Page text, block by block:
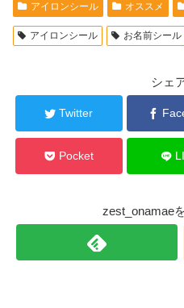
アイロンシール オススメ
アイロンシール お名前シール
シェ
Twitter
Pocket
zest_onamae